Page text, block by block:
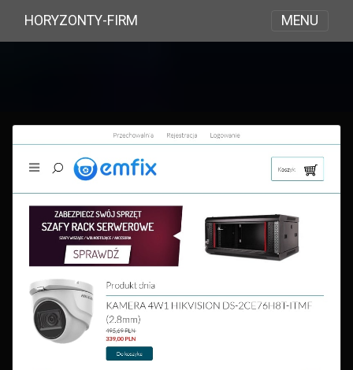
HORYZONTY-FIRM MENU